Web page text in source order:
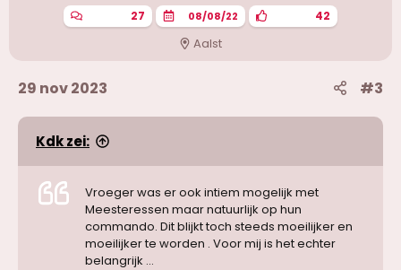
27 08/08/22 42
Aalst
29 nov 2023 #3
Kdk zei:
Vroeger was er ook intiem mogelijk met
Meesteressen maar natuurlijk op hun
commando. Dit blijkt toch steeds moeilijker en
moeilijker te worden . Voor mij is het echter
belangrijk ...